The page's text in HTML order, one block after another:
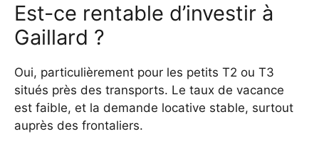
Est-ce rentable d’investir à
Gaillard ?
Oui, particulièrement pour les petits T2 ou T3
situés près des transports. Le taux de vacance
est faible, et la demande locative stable, surtout
auprès des frontaliers.